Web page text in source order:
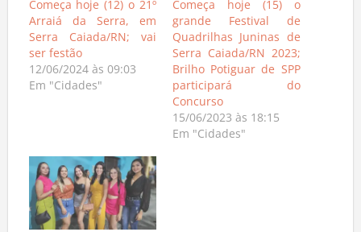
Começa hoje (12) o 21º
Arraiá da Serra, em
Serra Caiada/RN; vai
ser festão
12/06/2024 às 09:03
Em "Cidades"
Começa hoje (15) o
grande Festival de
Quadrilhas Juninas de
Serra Caiada/RN 2023;
Brilho Potiguar de SPP
participará do
Concurso
15/06/2023 às 18:15
Em "Cidades"